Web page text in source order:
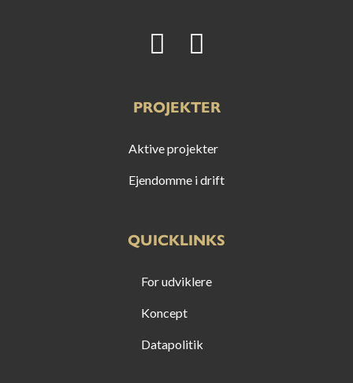
PROJEKTER
Aktive projekter
Ejendomme i drift
QUICKLINKS
For udviklere
Koncept
Datapolitik